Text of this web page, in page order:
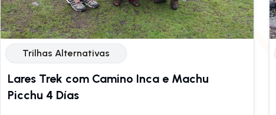
Trilhas Alternativas
Lares Trek com Camino Inca e Machu
Picchu 4 Días